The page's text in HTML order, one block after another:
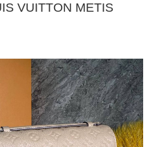
VUITTON METIS